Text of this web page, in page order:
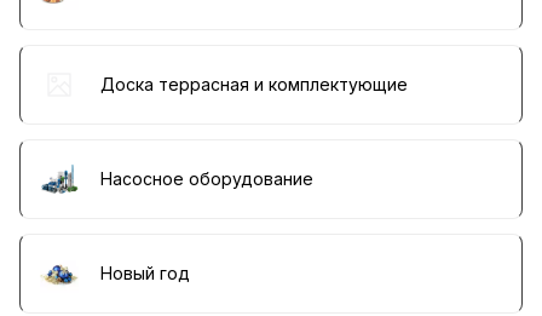
Доска террасная и комплектующие
Насосное оборудование
Новый год